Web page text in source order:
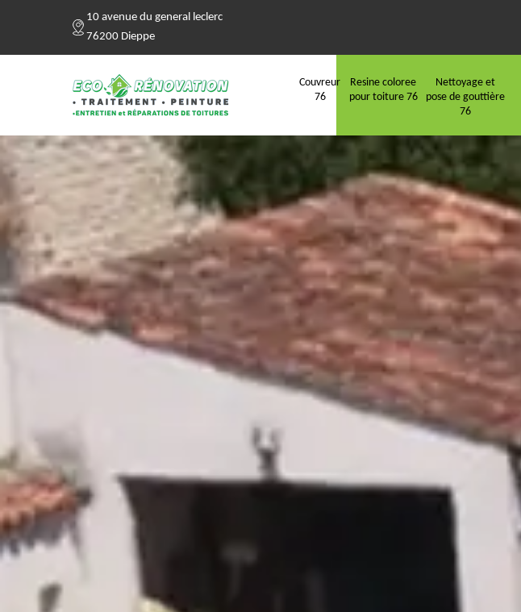
10 avenue du general leclerc
76200 Dieppe
Couvreur
76
Resine coloree
pour toiture 76
Nettoyage et
pose de gouttière
76